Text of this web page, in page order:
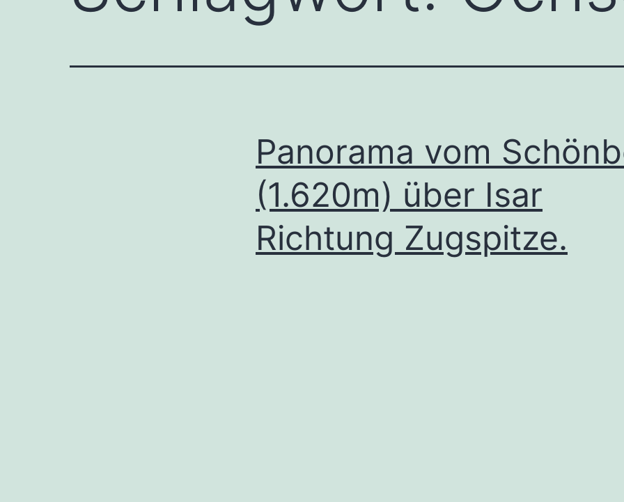
Panorama vom
(1.620m) über Isar
Richtung Zugspitze.